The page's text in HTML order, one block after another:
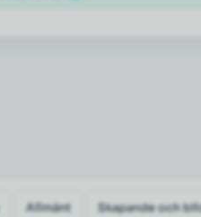
Allmänt Skapande och